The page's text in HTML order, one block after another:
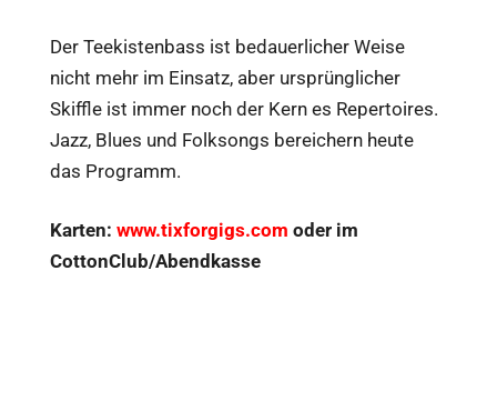
Der Teekistenbass ist bedauerlicher Weise
nicht mehr im Einsatz, aber ursprünglicher
Skiffle ist immer noch der Kern es Repertoires.
Jazz, Blues und Folksongs bereichern heute
das Programm.
Karten: www.tixforgigs.com oder im
CottonClub/Abendkasse